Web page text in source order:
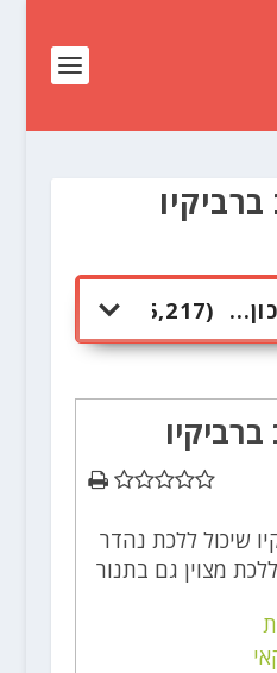
שיכול ללכת נהדר